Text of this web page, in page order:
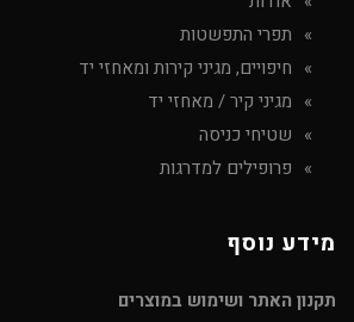
תפרי התפשטות
חיפויים, מגיני קירות ומאחזי יד
מגיני קיר / מאחזי יד
שטיחי כניסה
פרופילים למדרגות
מידע נוסף
תקנון האתר ושימוש במוצרים